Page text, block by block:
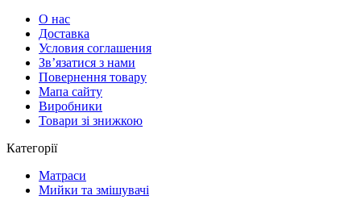
О нас
Доставка
Условия соглашения
Зв’язатися з нами
Повернення товару
Мапа сайту
Виробники
Товари зі знижкою
Категорії
Матраси
Мийки та змішувачі